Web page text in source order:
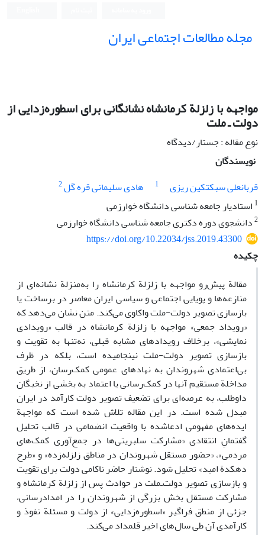
مجله مطالعات اجتماعی ایران
مواجهه با زلزلة کرمانشاه نشانگانی برای اسطوره‌زدایی از
دولت‌ ـ ‌ملت
نوع مقاله : جستار/دیدگاه
نویسندگان
قربانعلی سبکتکین ریزی
1 هادی سلیمانی قره گل2
1 استادیار جامعه شناسی دانشگاه خوارزمی
2دانشجوی دوره دکتری جامعه شناسی دانشگاه خوارزمی
https://doi.org/10.22034/jss.2019.43300
چکیده
مقالة پیش‌رو مواجهه با زلزلة کرمانشاه را به‌منزلة نشانه‌ای از
منازعه‌ها و پویایی اجتماعی و سیاسی ایران معاصر در برساخت یا
بازسازی تصویر دولت-ملت واکاوی می‌کند. متن نشان می‌دهد که
«رویداد جمعی» مواجهه با زلزلة کرمانشاه در قالب «رویدادی
نمایشی»، برخلاف رویدادهای مشابه قبلی، نه‌تنها به تقویت و
بازسازی تصویر دولت-ملت نینجامیده است، بلکه در ظرف
بی‌اعتمادی شهروندان به نهادهای عمومی کمک‌رسان، از طریق
مداخلة مستقیم آنها در کمک‌رسانی یا اعتماد به بخشی از نخبگان
داوطلب، به عرصه‌ای برای تضعیف تصویر دولت کارآمد در ایران
مبدل شده است. در این مقاله تلاش شده است که مواجهة
ایده‌های مفهومی ادعاشده با واقعیت انضمامی در قالب تحلیل
گفتمانِ انتقادی «مشارکت سلبریتی‌ها در جمع‌آوری کمک‌های
مردمی»، «حضور مستقل شهروندان در مناطق زلزله‌زده» و «طرح
دهکدة امید» تحلیل شود. نوشتار حاضر ناکامی دولت برای تقویت
و بازسازی تصویر دولت‌ـ‌ملت در حوادث پس از زلزلة کرمانشاه و
مشارکت مستقل بخش بزرگی از شهروندان را در امدادرسانی،
جزئی از منطق فراگیر «اسطوره‌زدایی» از دولت و مسئلة نفوذ و
کارآمدی آن طی سال‌های اخیر قلمداد می‌کند.